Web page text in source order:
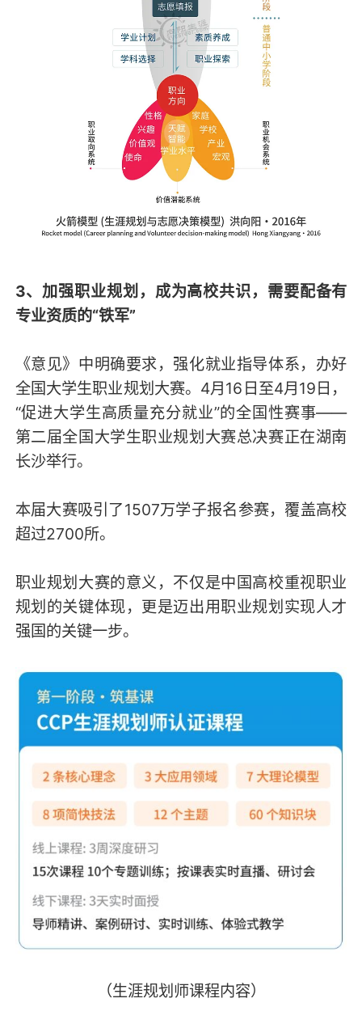
3、加强职业规划，成为高校共识，需要配备有
专业资质的“铁军”
《意见》中明确要求，强化就业指导体系，办好
全国大学生职业规划大赛。4月16日至4月19日，
“促进大学生高质量充分就业”的全国性赛事——
第二届全国大学生职业规划大赛总决赛正在湖南
长沙举行。
本届大赛吸引了1507万学子报名参赛，覆盖高校
超过2700所。
职业规划大赛的意义，不仅是中国高校重视职业
规划的关键体现，更是迈出用职业规划实现人才
强国的关键一步。
（生涯规划师课程内容）